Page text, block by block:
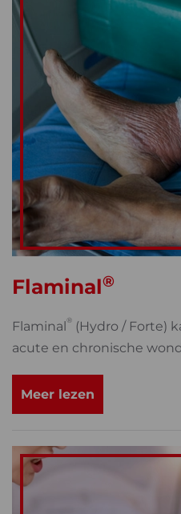
Flaminal®
Flaminal® (Hydro / Forte)
acute en chronische
Meer lezen